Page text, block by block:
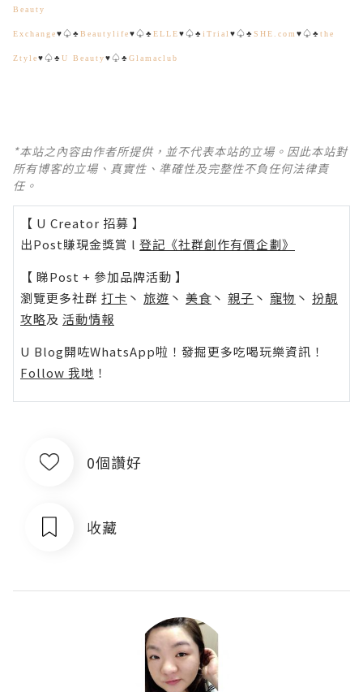
Beauty
Exchange♥♤♣ Beautylife♥♤♣ ELLE♥♤♣ iTrial ♥♤♣ SHE.com ♥♤♣ the
Ztyle♥♤♣ U Beauty♥♤♣ Glamaclub
*本站之內容由作者所提供，並不代表本站的立場。因此本站對
所有博客的立場、真實性、準確性及完整性不負任何法律責
任。
【 U Creator 招募 】
出Post賺現金獎賞 l 登記《社群創作有價企劃》
【 睇Post + 參加品牌活動 】
瀏覽更多社群 打卡 丶 旅遊 丶 美食 丶 親子 丶 寵物 丶 扮靚
攻略及 活動情報
U Blog開咗WhatsApp啦！發掘更多吃喝玩樂資訊！
Follow 我哋 ！
0個讚好
收藏